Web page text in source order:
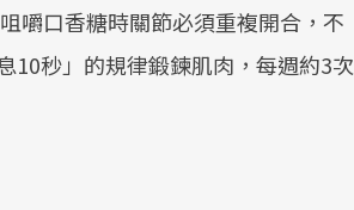
嚼口香糖時關節必須重複開合，不
10秒」的規律鍛鍊肌肉，每週約3次